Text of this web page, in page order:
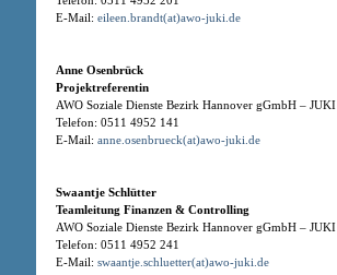
E-Mail: eileen.brandt(at)awo-juki.de
Anne Osenbrück
Projektreferentin
AWO Soziale Dienste Bezirk Hannover gGmbH – JUKI
Telefon: 0511 4952 141
E-Mail: anne.osenbrueck(at)awo-juki.de
Swaantje Schlütter
Teamleitung Finanzen & Controlling
AWO Soziale Dienste Bezirk Hannover gGmbH – JUKI
Telefon: 0511 4952 241
E-Mail: swaantje.schluetter(at)awo-juki.de